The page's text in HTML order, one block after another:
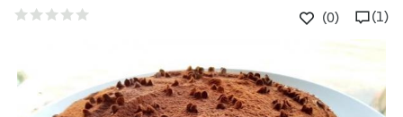
(0) (1)